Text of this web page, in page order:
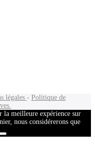
légales - Politique de
la meilleure expérience sur
nous considérerons que